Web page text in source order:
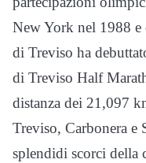
New York nel 1988
di Treviso ha
di Treviso Half
distanza dei 21,097
Treviso, Carbonera e
splendidi scorci della